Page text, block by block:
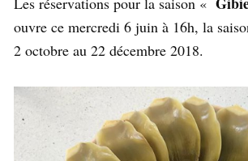
ouvre ce mercredi 6 juin à 16h, la
2 octobre au 22 décembre 2018.